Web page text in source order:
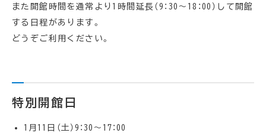
また開館時間を通常より1時間延長（9：30～18：00）して開館
する日程があります。
どうぞご利用ください。
特別開館日
1月11日（土）9：30～17：00